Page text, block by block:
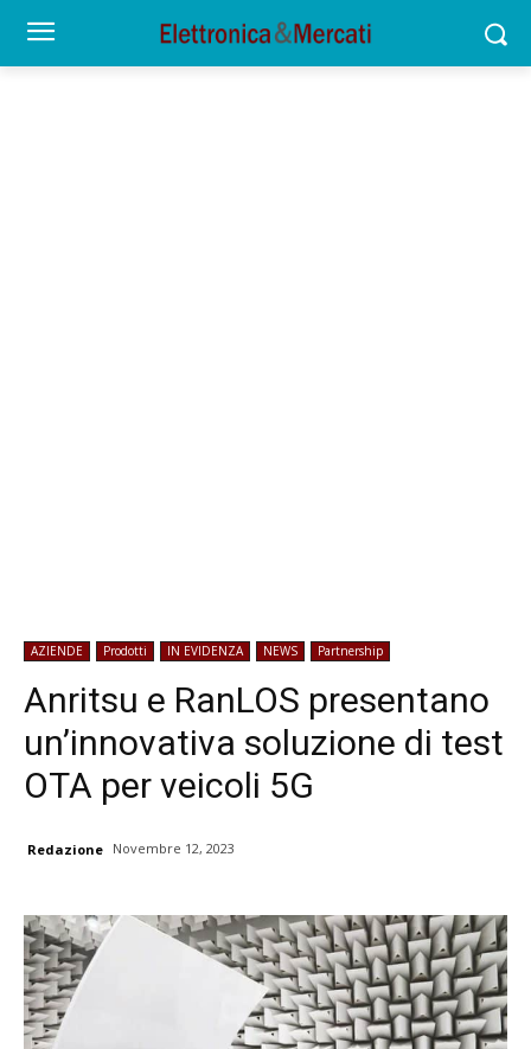
AZIENDE Prodotti IN EVIDENZA NEWS Partnership
Anritsu e RanLOS presentano
un’innovativa soluzione di test
OTA per veicoli 5G
Redazione Novembre 12, 2023